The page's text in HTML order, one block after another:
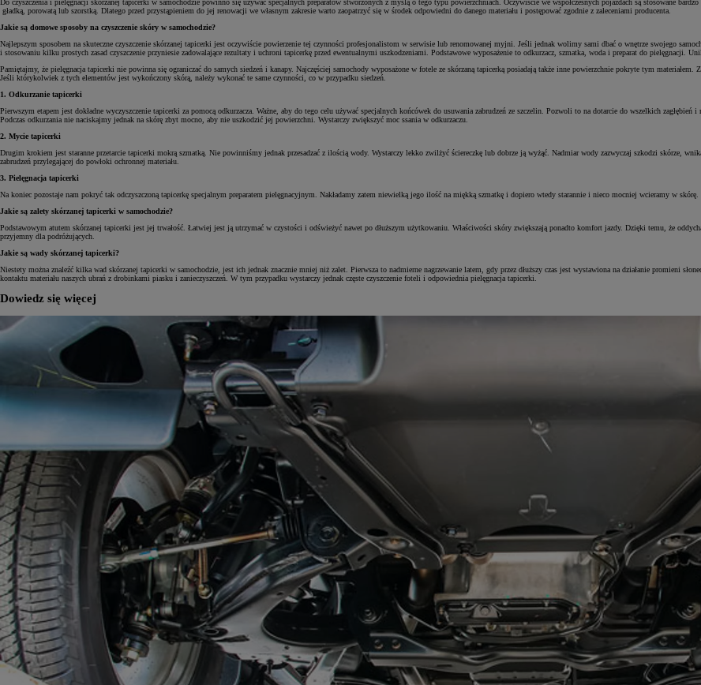
Od81 900 zł
Yaris Cross
HYBRID
Do czyszczenia i pielęgnacji skórzanej tapicerki w samochodzie powinno się używać specjalnych preparatów stworzonych z myślą o tego typu powierzchniach. Oczywiście we współczesnych pojazdach są stosowane
gładką, porowatą lub szorstką. Dlatego przed przystąpieniem do jej renowacji we własnym zakresie warto zaopatrzyć się w środek odpowiedni do danego materiału i postępować zgodnie z zaleceniami producenta.
Jakie są domowe sposoby na czyszczenie skóry w samochodzie?
Najlepszym sposobem na skuteczne czyszczenie skórzanej tapicerki jest oczywiście powierzenie tej czynności profesjonalistom w serwisie lub renomowanej myjni. Jeśli jednak wolimy sami dbać o wnętrze swojego
i stosowaniu kilku prostych zasad czyszczenie przyniesie zadowalające rezultaty i uchroni tapicerkę przed ewentualnymi uszkodzeniami. Podstawowe wyposażenie to odkurzacz, szmatka, woda i preparat do pielęgnacji.
Pamiętajmy, że pielęgnacja tapicerki nie powinna się ograniczać do samych siedzeń i kanapy. Najczęściej samochody wyposażone w fotele ze skórzaną tapicerką posiadają także inne powierzchnie pokryte tym
Jeśli którykolwiek z tych elementów jest wykończony skórą, należy wykonać te same czynności, co w przypadku siedzeń.
1. Odkurzanie tapicerki
Pierwszym etapem jest dokładne wyczyszczenie tapicerki za pomocą odkurzacza. Ważne, aby do tego celu używać specjalnych końcówek do usuwania zabrudzeń ze szczelin. Pozwoli to na dotarcie do wszelkich
Podczas odkurzania nie naciskajmy jednak na skórę zbyt mocno, aby nie uszkodzić jej powierzchni. Wystarczy zwiększyć moc ssania w odkurzaczu.
2. Mycie tapicerki
Drugim krokiem jest staranne przetarcie tapicerki mokrą szmatką. Nie powinniśmy jednak przesadzać z ilością wody. Wystarczy lekko zwilżyć ściereczkę lub dobrze ją wyżąć. Nadmiar wody zazwyczaj szkodzi skórze,
zabrudzeń przylegającej do powłoki ochronnej materiału.
3. Pielęgnacja tapicerki
Na koniec pozostaje nam pokryć tak odczyszczoną tapicerkę specjalnym preparatem pielęgnacyjnym. Nakładamy zatem niewielką jego ilość na miękką szmatkę i dopiero wtedy starannie i nieco mocniej wcieramy w
Jakie są zalety skórzanej tapicerki w samochodzie?
Podstawowym atutem skórzanej tapicerki jest jej trwałość. Łatwiej jest ją utrzymać w czystości i odświeżyć nawet po dłuższym użytkowaniu. Właściwości skóry zwiększają ponadto komfort jazdy. Dzięki temu, że
przyjemny dla podróżujących.
Jakie są wady skórzanej tapicerki?
Niestety można znaleźć kilka wad skórzanej tapicerki w samochodzie, jest ich jednak znacznie mniej niż zalet. Pierwsza to nadmierne nagrzewanie latem, gdy przez dłuższy czas jest wystawiona na działanie promieni
kontaktu materiału naszych ubrań z drobinkami piasku i zanieczyszczeń. W tym przypadku wystarczy jednak częste czyszczenie foteli i odpowiednia pielęgnacja tapicerki.
Dowiedz się więcej